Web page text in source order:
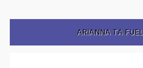
ARIANNA TA FUEL